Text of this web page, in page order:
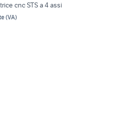
cnc STS a 4 assi
(VA)